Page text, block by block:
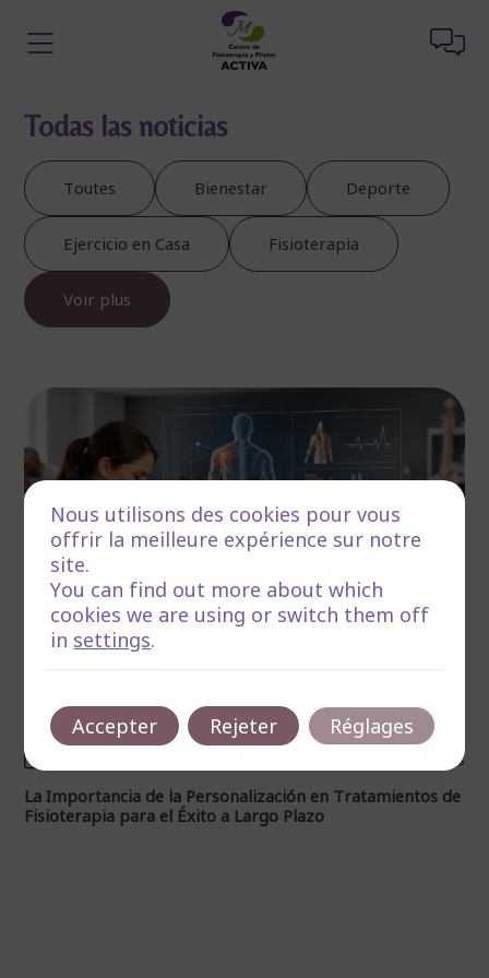
Todas las noticias
Toutes Bienestar Deporte
Ejercicio en Casa Fisioterapia
Voir plus
Temps de lecture :4 minutos
La Importancia de la Personalización en Tratamientos de
Fisioterapia para el Éxito a Largo Plazo
Nous utilisons des cookies pour vous
offrir la meilleure expérience sur notre
site.
You can find out more about which
cookies we are using or switch them off
in settings.
Accepter Rejeter Réglages